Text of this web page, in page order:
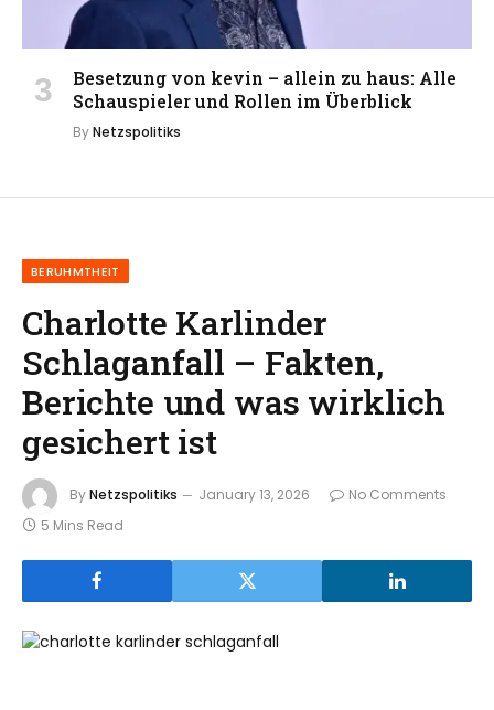
Besetzung von kevin – allein zu haus: Alle
Schauspieler und Rollen im Überblick
ByNetzspolitiks
BERUHMTHEIT
Charlotte Karlinder
Schlaganfall – Fakten,
Berichte und was wirklich
gesichert ist
ByNetzspolitiks January 13, 2026
No Comments
5 Mins Read